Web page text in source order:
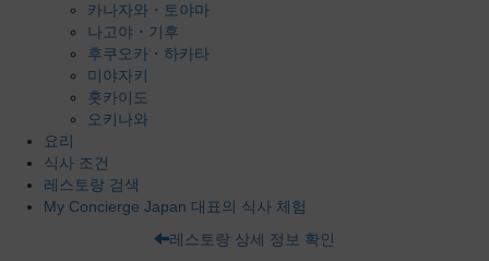
카나자와・토야마
나고야・기후
후쿠오카・하카타
미야자키
홋카이도
오키나와
요리
식사 조건
레스토랑 검색
My Concierge Japan 대표의 식사 체험
레스토랑 상세 정보 확인